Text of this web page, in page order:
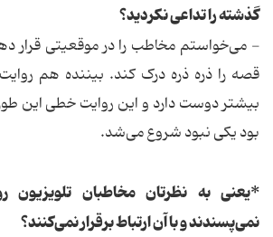
گذشته را تداعی نکردید؟
- می‌خواستم مخاطب را در موقعیتی قرار
قصه را ذره ذره درک کند. بیننده هم
بیشتر دوست دارد و این روایت خطی این
بود یکی نبود شروع می‌شد.
*یعنی به نظرتان مخاطبان تلویزیون
نمی‌پسندند و با آن ارتباط برقرار نمی‌کنند؟